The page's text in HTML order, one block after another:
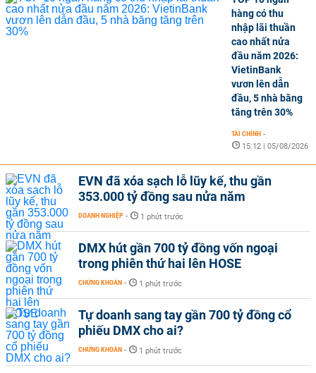
hàng có thu
nhập lãi thuần
cao nhất nửa
đầu năm 2026:
VietinBank
vươn lên dẫn
đầu, 5 nhà băng
tăng trên 30%
TÀI CHÍNH -
15:12 | 05/08/2026
EVN đã xóa sạch lỗ lũy kế, thu gần
353.000 tỷ đồng sau nửa năm
DOANH NGHIỆP - 1 phút trước
DMX hút gần 700 tỷ đồng vốn ngoại
trong phiên thứ hai lên HOSE
CHỨNG KHOÁN - 1 phút trước
Tự doanh sang tay gần 700 tỷ đồng cổ
phiếu DMX cho ai?
CHỨNG KHOÁN - 1 phút trước